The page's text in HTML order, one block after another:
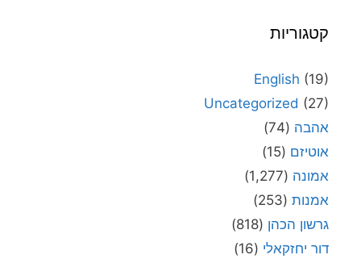
קטגוריות
English (19)
Uncategorized (27)
אהבה (74)
אוטיזם (15)
אמונה (1,277)
אמנות (253)
גרשון הכהן (818)
דור יחזקאלי (16)